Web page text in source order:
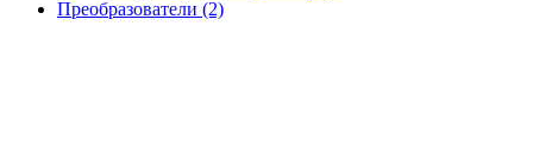
Преобразователи (2)